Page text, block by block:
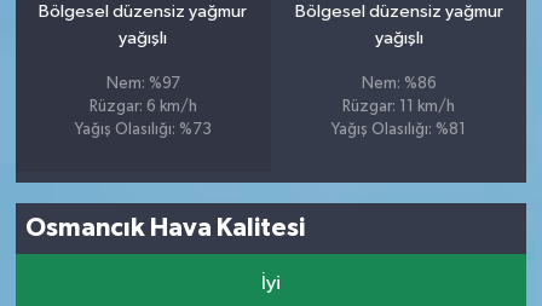
Bölgesel düzensiz yağmur
yağışlı
Nem: %97
Rüzgar: 6 km/h
Yağış Olasılığı: %73
Bölgesel düzensiz yağmur
yağışlı
Nem: %86
Rüzgar: 11 km/h
Yağış Olasılığı: %81
Osmancık Hava Kalitesi
İyi